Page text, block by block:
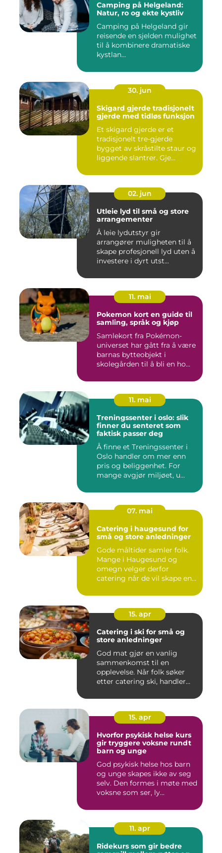
Camping på Helgeland:
Natur, ro og ekte kystliv
Camping på Helgeland gir
reisende en sjelden mulighet
til å kombinere dramatiske
kystlan...
30. jun
Skigard gjerde tradisjonelt
gjerde med tidløs funksjon
Et skigard gjerde er et
tradisjonelt tre-gjerde
bygget av skråstilte staur og
liggende slantrer. Gje...
02. jun
Utleie lyd til små og store
arrangementer
Å leie lydutstyr gir
arrangører muligheten til å
skape profesjonell lyd uten å
investere i dyrt utst...
11. mai
Pokemon kort en guide til
samling, språk og kjøp
Samlekort fra Pokémon-
universet har gått fra å være
barnas bytteobjekt i
skolegården til å bli en ho...
11. mai
Treningssenter i oslo: slik
finner du senteret som
faktisk passer deg
Å finne et Treningssenter i
Oslo handler om mer enn
pris og beliggenhet. For
mange avgjør miljøet, u...
07. mai
Catering i haugesund for
små og store anledninger
Gode måltider samler folk.
Mange i Haugesund og
omegn velger derfor
catering når de vil skape en
15. apr
Catering i ski for små og
store anledninger
God mat gjør en vanlig
sammenkomst til en
opplevelse. Når folk søker
etter catering ski, handler
15. apr
Hvorfor psykisk helse kurs
gir tryggere voksne rundt
barn og unge
God psykisk helse hos barn
og unge skapes ikke av seg
selv. Den formes i møte med
voksne som ser, ly...
11. apr
Ridekurs som gir bedre